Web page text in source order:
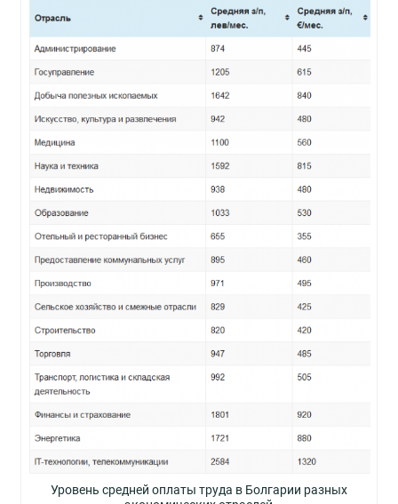
Уровень средней оплаты труда в Болгарии разных